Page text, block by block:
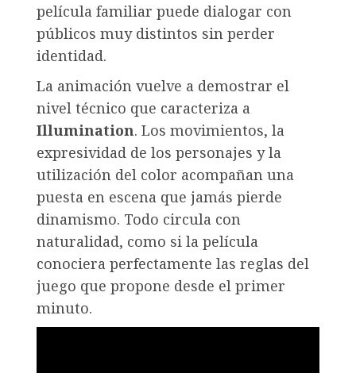
película familiar puede dialogar con
públicos muy distintos sin perder
identidad.
La animación vuelve a demostrar el
nivel técnico que caracteriza a
Illumination. Los movimientos, la
expresividad de los personajes y la
utilización del color acompañan una
puesta en escena que jamás pierde
dinamismo. Todo circula con
naturalidad, como si la película
conociera perfectamente las reglas del
juego que propone desde el primer
minuto.